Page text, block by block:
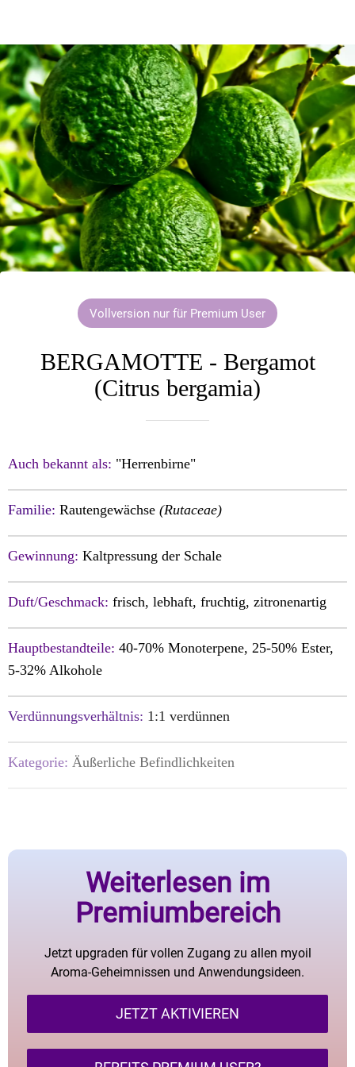
Vollversion nur für Premium User
BERGAMOTTE - Bergamot
(C itrus bergamia)
Auch bekannt als: "Herrenbirne"
Familie: Rautengewächse (Rutaceae)
Gewinnung: Kaltpressung der Schale
Duft/Geschmack: frisch, lebhaft, fruchtig, zitronenartig
Hauptbestandteile: 40-70% Monoterpene, 25-50% Ester,
5-32% Alkohole
Verdünnungsverhältnis: 1:1 verdünnen
Kategorie: Äußerliche Befindlichkeiten
Weiterlesen im
Premiumbereich
Jetzt upgraden für vollen Zugang zu allen myoil
Aroma-Geheimnissen und Anwendungsideen.
JETZT AKTIVIEREN